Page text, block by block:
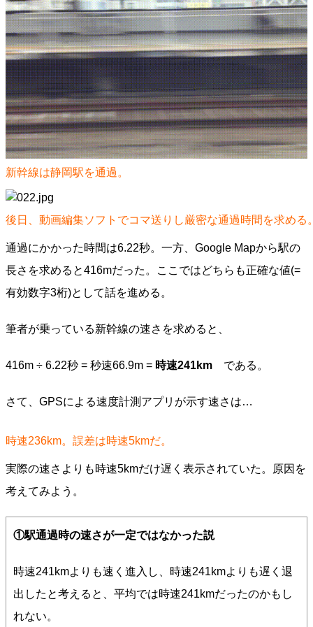
新幹線は静岡駅を通過。
後日、動画編集ソフトでコマ送りし厳密な通過時間を求める
通過にかかった時間は6.22秒。一方、Google Mapから駅の
長さを求めると416mだった。ここではどちらも正確な値(=
有効数字3桁)として話を進める。
筆者が乗っている新幹線の速さを求めると、
416m ÷ 6.22秒 = 秒速66.9m = 時速241km である。
さて、GPSによる速度計測アプリが示す速さは…
時速236km。誤差は時速5kmだ。
実際の速さよりも時速5kmだけ遅く表示されていた。原因を
考えてみよう。
①駅通過時の速さが一定ではなかった説
時速241kmよりも速く進入し、時速241kmよりも遅く退
出したと考えると、平均では時速241kmだったのかもし
れない。